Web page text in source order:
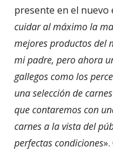
presente en el nuevo
cuidar al máximo la
mejores productos del
mi padre, pero ahora
gallegos como los
una selección de
que contaremos con
carnes a la vista del
perfectas condiciones